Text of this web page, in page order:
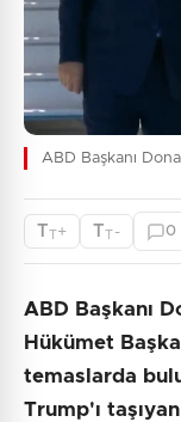
ABD Başkanı
T + T - 0
ABD Başkanı
Hükümet
temaslarda
Trump'ı